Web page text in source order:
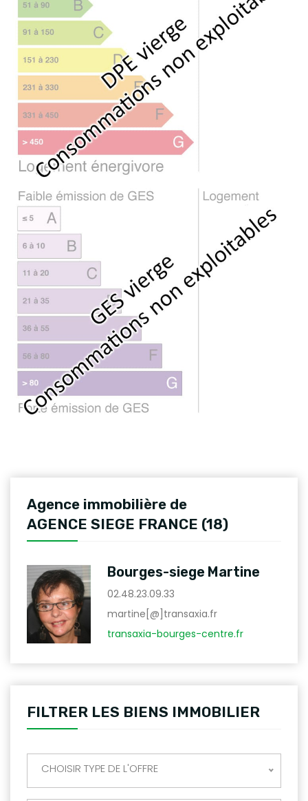
Agence immobilière de
AGENCE SIEGE FRANCE (18)
Bourges-siege Martine
02.48.23.09.33
martine[@]transaxia.fr
transaxia-bourges-centre.fr
FILTRER LES BIENS IMMOBILIER
CHOISIR TYPE DE L'OFFRE